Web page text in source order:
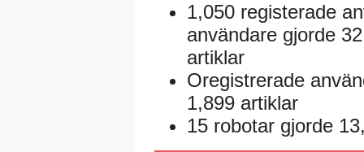
1,050 registerade
användare gjorde
artiklar
Oregistrerade
1,899 artiklar
15 robotar gjorde